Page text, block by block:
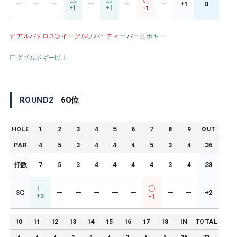
ー ー ー +1 ー +1 ー
-1
ー +1 0
アルバトロス イーグル バーティ ー パー ボギー
ダブルボギー以上
ROUND2 60位
HOLE 1 2 3 4 5 6 7 8 9 OUT
PAR 4 5 3 4 4 4 5 3 4 36
打数 7 5 3 4 4 4 4 3 4 38
SC +3 ー ー ー ー ー
-1
ー ー +2
10 11 12 13 14 15 16 17 18 IN TOTAL